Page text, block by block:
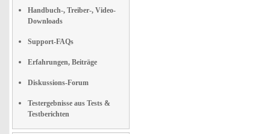
Handbuch-, Treiber-, Video-
Downloads
Support-FAQs
Erfahrungen, Beiträge
Diskussions-Forum
Testergebnisse aus Tests &
Testberichten